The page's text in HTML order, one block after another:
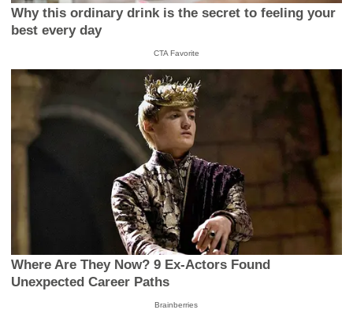
Why this ordinary drink is the secret to feeling your
best every day
CTA Favorite
Where Are They Now? 9 Ex-Actors Found
Unexpected Career Paths
Brainberries